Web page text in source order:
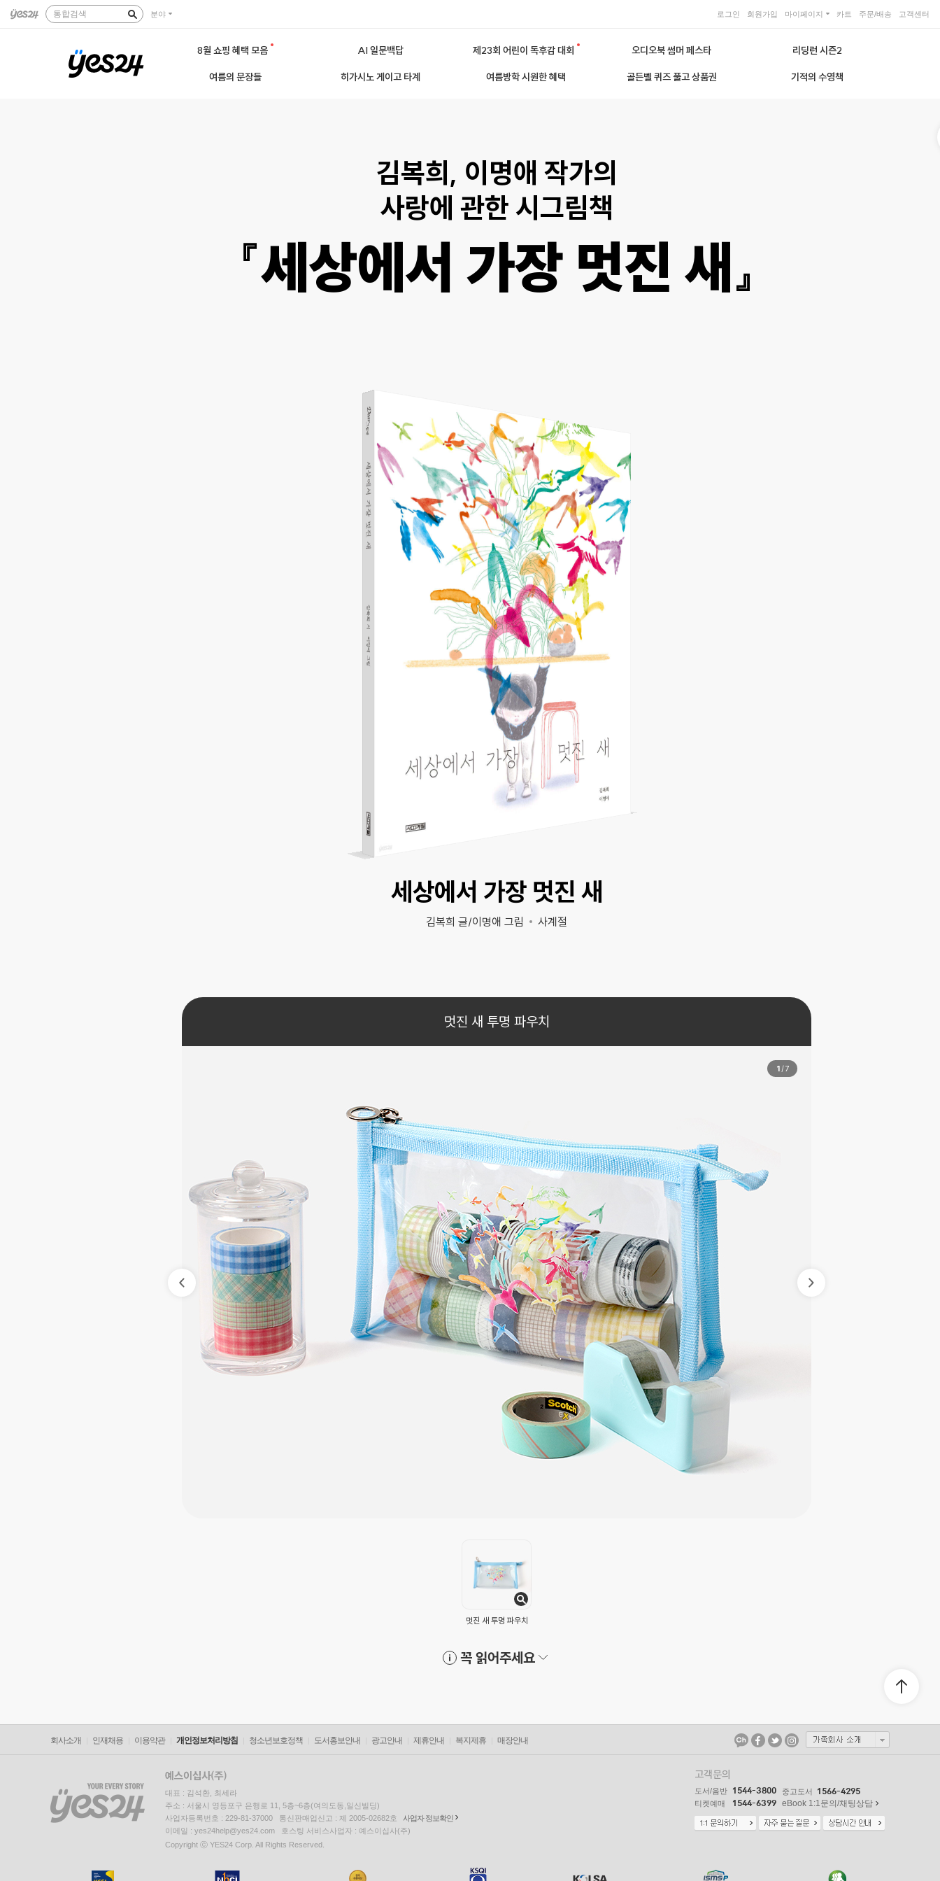
통합검색 분야 로그인 회원가입 마이페이지 카트 주문/배송 고객센터
8월 쇼핑 혜택 모음 AI 일문백답 제23회 어린이 독후감 대회 오디오북 썸머 페스타 리딩런 시즌2
여름의 문장들 히가시노 게이고 타계 여름방학 시원한 혜택 골든벨 퀴즈 풀고 상품권 기적의 수영책
김복희, 이명애 작가의
사랑에 관한 시그림책
『세상에서 가장 멋진 새』
세상에서 가장 멋진 새
김복희 글/이명애 그림 사계절
멋진 새 투명 파우치
1 /7
멋진 새 투명 파우치
꼭 읽어주세요
회사소개 인재채용 이용약관 개인정보처리방침 청소년보호정책 도서홍보안내 광고안내 제휴안내 복지제휴 매장안내
대표 : 김석환, 최세라
주소 : 서울시 영등포구 은행로 11, 5층~6층(여의도동,일신빌딩)
사업자등록번호 : 229-81-37000 통신판매업신고 : 제 2005-02682호
사업자 정보확인
이메일 : yes24help@yes24.com 호스팅 서비스사업자 : 예스이십사(주)
Copyright ⓒ YES24 Corp. All Rights Reserved.
고객문의
도서/음반 1544-3800 중고도서 1566-4295
티켓예매 1544-6399 eBook 1:1문의/채팅상담